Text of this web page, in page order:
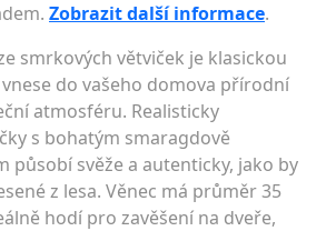
Zobrazit další informace.
smrkových větviček je klasickou
do vašeho domova přírodní
atmosféru. Realisticky
s bohatým smaragdově
působí svěže a autenticky, jako by
z lesa. Věnec má průměr 35
hodí pro zavěšení na dveře,